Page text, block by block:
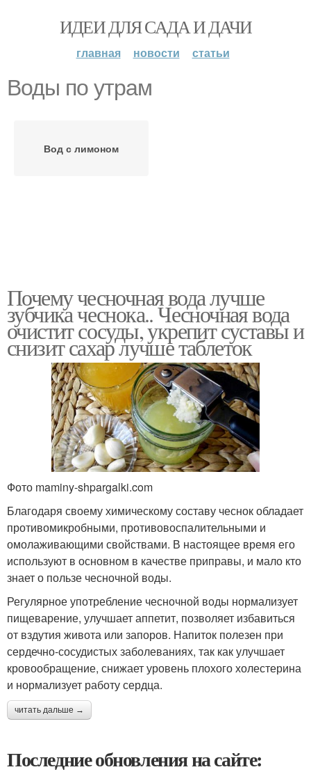
ИДЕИ ДЛЯ САДА И ДАЧИ
главная новости статьи
Воды по утрам
Вод с лимоном
Почему чесночная вода лучше
зубчика чеснока.. Чесночная вода
очистит сосуды, укрепит суставы и
снизит сахар лучше таблеток
Фото maminy-shpargalki.com
Благодаря своему химическому составу чеснок обладает
противомикробными, противовоспалительными и
омолаживающими свойствами. В настоящее время его
используют в основном в качестве приправы, и мало кто
знает о пользе чесночной воды.
Регулярное употребление чесночной воды нормализует
пищеварение, улучшает аппетит, позволяет избавиться
от вздутия живота или запоров. Напиток полезен при
сердечно-сосудистых заболеваниях, так как улучшает
кровообращение, снижает уровень плохого холестерина
и нормализует работу сердца.
читать дальше →
Последние обновления на сайте: